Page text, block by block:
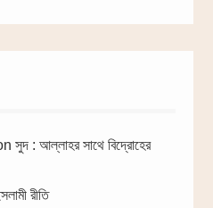
সুদ : আল্লাহর সাথে বিদ্রোহের
রীতি